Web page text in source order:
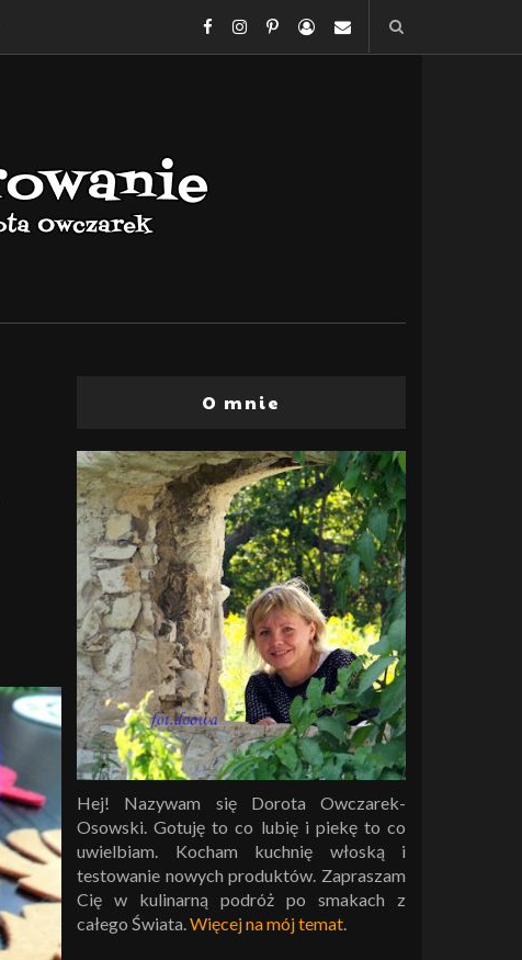
O mnie
Hej! Nazywam się Dorota Owczarek-
Osowski. Gotuję to co lubię i piekę to co
uwielbiam. Kocham kuchnię włoską i
testowanie nowych produktów. Zapraszam
Cię w kulinarną podróż po smakach z
całego Świata.Więcej na mój temat.